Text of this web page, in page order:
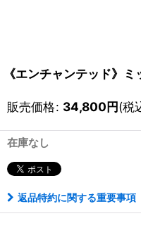
《エンチャンテッド》
販売価格: 34,800円(税
在庫なし
返品特約に関する重要事項